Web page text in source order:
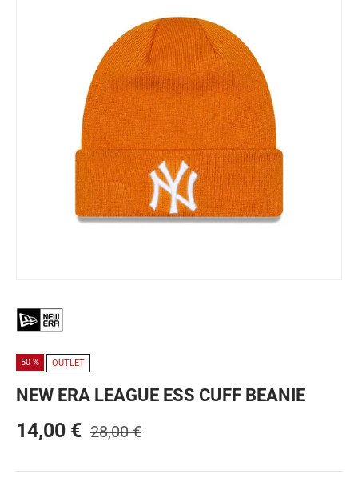
50 % OUTLET
NEW ERA LEAGUE ESS CUFF BEANIE
14,00 € 28,00 €